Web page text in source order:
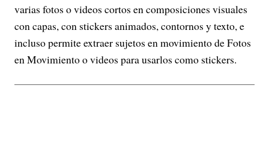
varias fotos o videos cortos en composiciones visuales
con capas, con stickers animados, contornos y texto, e
incluso permite extraer sujetos en movimiento de Fotos
en Movimiento o videos para usarlos como stickers.